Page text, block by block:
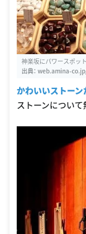
神楽坂にパワースポッ
出典： web.amina-
かわいいストーン
ストーンについて